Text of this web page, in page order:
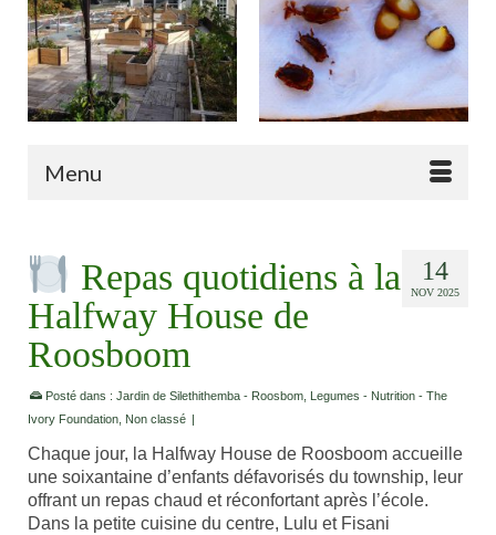
Menu
14
NOV 2025
Repas quotidiens à la
Halfway House de
Roosboom
Posté dans : Jardin de Silethithemba - Roosbom Legumes - Nutrition - The
Ivory Foundation Non classé |
Chaque jour, la Halfway House de Roosboom accueille
une soixantaine d’enfants défavorisés du township, leur
offrant un repas chaud et réconfortant après l’école.
Dans la petite cuisine du centre, Lulu et Fisani